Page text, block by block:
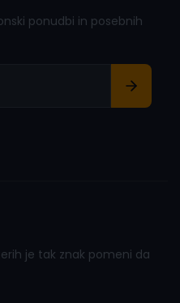
ponudbi in posebnih
je tak znak pomeni da